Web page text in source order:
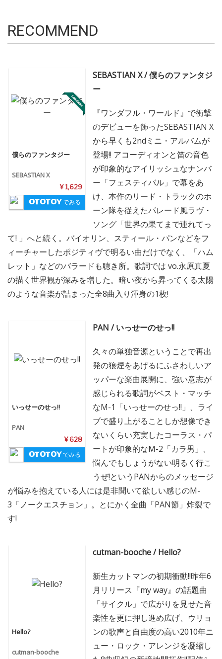
RECOMMEND
僕らのファンタジー
SEBASTIAN X
¥ 1,629
でみる
SEBASTIAN X / 僕らのファンタジ
ー
『ワンダフル・ワールド』で衝撃
のデビューを飾ったSEBASTIAN X
から早くも2ndミニ・アルバムが
登場!! アコーディオンと笛の音色
が印象的なアイリッシュなナンバ
ー「フェスティバル」で幕をあ
け、本作のリード・トラックのホ
ーン隊を従えたパレード風ラヴ・
ソング「世界の果てまで連れてっ
て! 」へと続く。バイオリン、スティール・パンなどをフ
ィーチャーしたポジティヴで明るい曲だけでなく、「ハム
レット」などのバラードも聴き所。歌詞では vo.永原真夏
の描く世界観が深みを増した。暗い夜から昇ってくる太陽
のような音楽が詰まった全8曲入り渾身の1枚!
いっせーのせっ!!
PAN
¥ 628
でみる
PAN / いっせーのせっ!!
久々の単独音源ということで再出
発の狼煙をあげるにふさわしいア
ッパーな楽曲展開に、強い意志が
感じられる歌詞がベスト・マッチ
なM-1「いっせーのせっ!!」、ライ
ブで盛り上がることしか想像でき
ないくらい充実したコーラス・パ
ートが印象的なM-2「カラ男」、
悩んでもしょうがない明るく行こ
うぜ!というPANからのメッセージ
が悩みを抱えている人には是非聞いて欲しい感じのM-
3「ノークエスチョン」。とにかく全曲「PAN節」炸裂で
す!
Hello?
cutman-booche
cutman-booche / Hello?
新生カットマンの初期衝動!!昨年6
月リリース『my way』の話題曲
「サイクル」で広がりを見せた音
楽性を更に押し進め広げ、ウリョ
ンの歌声と自由度の高い2010年ニ
ュー・ロック・アレンジを凝縮し